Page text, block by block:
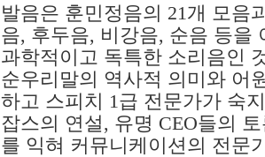
발음은 훈민정음의 21개 모음
음, 후두음, 비강음, 순음 등을
과학적이고 독특한 소리음인
순우리말의 역사적 의미와 어
하고 스피치 1급 전문가가 숙
잡스의 연설, 유명 CEO들의
를 익혀 커뮤니케이션의 전문